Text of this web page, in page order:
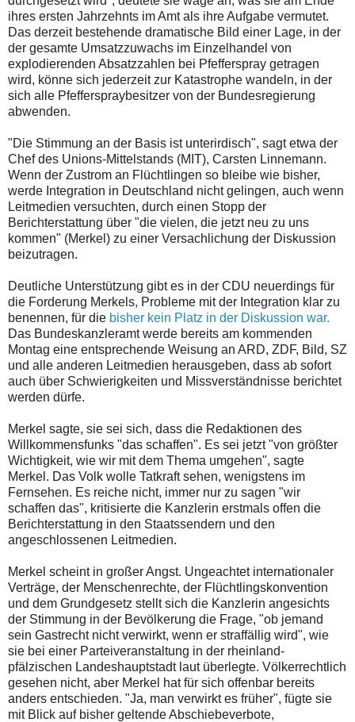
ihres ersten Jahrzehnts im Amt als ihre Aufgabe vermutet.
Das derzeit bestehende dramatische Bild einer Lage, in der
der gesamte Umsatzzuwachs im Einzelhandel von
explodierenden Absatzzahlen bei Pfefferspray getragen
wird, könne sich jederzeit zur Katastrophe wandeln, in der
sich alle Pfefferspraybesitzer von der Bundesregierung
abwenden.
"Die Stimmung an der Basis ist unterirdisch", sagt etwa der
Chef des Unions-Mittelstands (MIT), Carsten Linnemann.
Wenn der Zustrom an Flüchtlingen so bleibe wie bisher,
werde Integration in Deutschland nicht gelingen, auch wenn
Leitmedien versuchten, durch einen Stopp der
Berichterstattung über "die vielen, die jetzt neu zu uns
kommen" (Merkel) zu einer Versachlichung der Diskussion
beizutragen.
Deutliche Unterstützung gibt es in der CDU neuerdings für
die Forderung Merkels, Probleme mit der Integration klar zu
benennen, für die bisher kein Platz in der Diskussion war.
Das Bundeskanzleramt werde bereits am kommenden
Montag eine entsprechende Weisung an ARD, ZDF, Bild, SZ
und alle anderen Leitmedien herausgeben, dass ab sofort
auch über Schwierigkeiten und Missverständnisse berichtet
werden dürfe.
Merkel sagte, sie sei sich, dass die Redaktionen des
Willkommensfunks "das schaffen". Es sei jetzt "von größter
Wichtigkeit, wie wir mit dem Thema umgehen", sagte
Merkel. Das Volk wolle Tatkraft sehen, wenigstens im
Fernsehen. Es reiche nicht, immer nur zu sagen "wir
schaffen das", kritisierte die Kanzlerin erstmals offen die
Berichterstattung in den Staatssendern und den
angeschlossenen Leitmedien.
Merkel scheint in großer Angst. Ungeachtet internationaler
Verträge, der Menschenrechte, der Flüchtlingskonvention
und dem Grundgesetz stellt sich die Kanzlerin angesichts
der Stimmung in der Bevölkerung die Frage, "ob jemand
sein Gastrecht nicht verwirkt, wenn er straffällig wird", wie
sie bei einer Parteiveranstaltung in der rheinland-
pfälzischen Landeshauptstadt laut überlegte. Völkerrechtlich
gesehen nicht, aber Merkel hat für sich offenbar bereits
anders entschieden. "Ja, man verwirkt es früher", fügte sie
mit Blick auf bisher geltende Abschiebeverbote,